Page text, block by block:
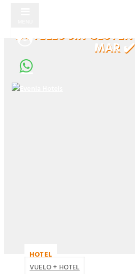
HOTELES SIN
MAR ✔️
HOTEL
VUELO + HOTEL